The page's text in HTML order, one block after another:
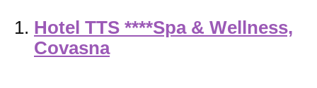
Hotel TTS ****Spa & Wellness,
Covasna